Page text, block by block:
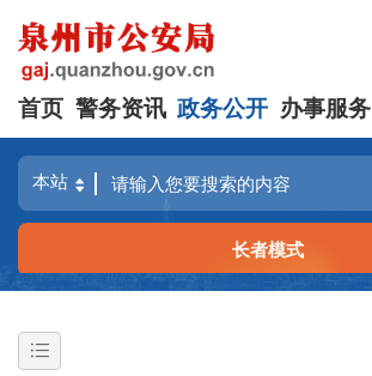
首页 警务资讯 政务公开 办事服务
长者模式